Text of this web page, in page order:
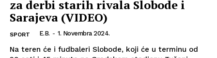
za derbi starih rivala Slobode i
Sarajeva (VIDEO)
SPORT E.B. - 1. Novembra 2024.
Na teren će i fudbaleri Slobode, koji će u terminu od